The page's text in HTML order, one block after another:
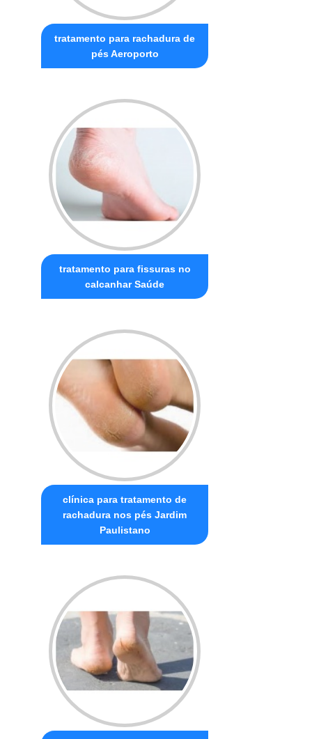
tratamento para rachadura de
pés Aeroporto
tratamento para fissuras no
calcanhar Saúde
clínica para tratamento de
rachadura nos pés Jardim
Paulistano